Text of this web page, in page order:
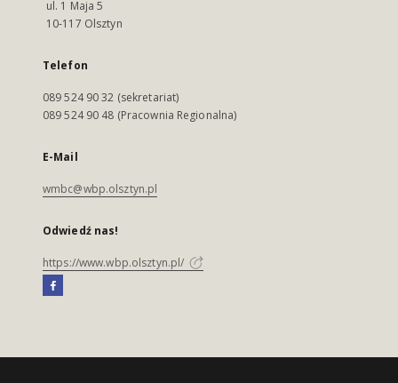
ul. 1 Maja 5
10-117 Olsztyn
Telefon
089 524 90 32 (sekretariat)
089 524 90 48 (Pracownia Regionalna)
E-Mail
wmbc@wbp.olsztyn.pl
Odwiedź nas!
https://www.wbp.olsztyn.pl/